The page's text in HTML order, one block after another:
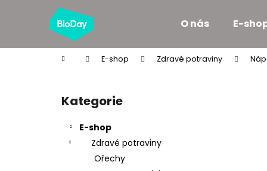
O nás E-
Domů E-shop Zdravé potraviny
Přeskočit
kategorie
Kategorie
E-shop
Zdravé potraviny
Ořechy
í
Zpět
do
Zpět
do